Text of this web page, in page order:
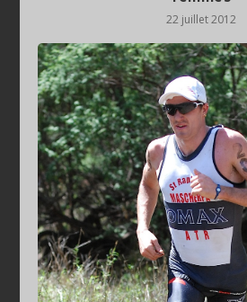
22 juillet 2012